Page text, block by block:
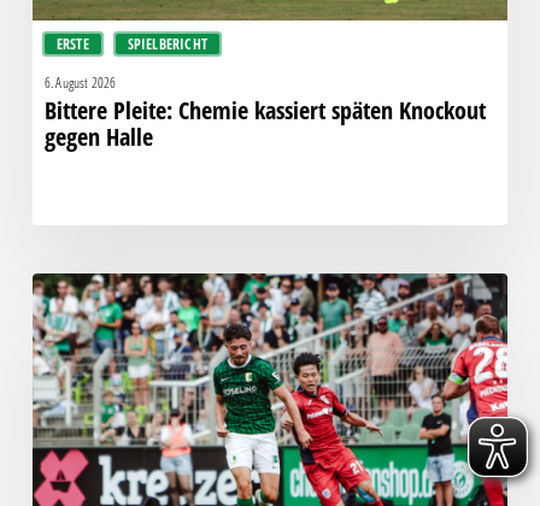
ERSTE SPIELBERICHT
6. August 2026
Bittere Pleite: Chemie kassiert späten Knockout
gegen Halle
“Einer
für
alle,
alle
für
einen!”
–
Chemie